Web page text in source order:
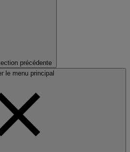
précédente
le menu principal